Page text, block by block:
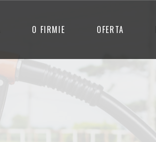
O FIRMIE OFERTA